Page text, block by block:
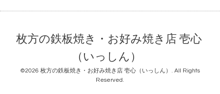
枚方の鉄板焼き・お好み焼き店 壱心
（いっしん）
©2026 枚方の鉄板焼き・お好み焼き店 壱心（いっしん） . All Rights
Reserved.